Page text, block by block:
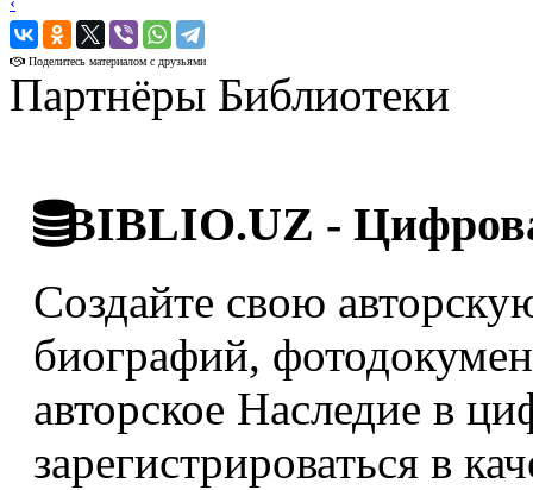
›
Поделитесь материалом с друзьями
Партнёры Библиотеки
BIBLIO.UZ -
Создайте свою
биографий,
авторское Наследие в
зарегистрироваться в